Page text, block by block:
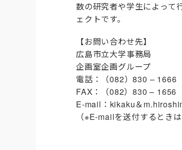
数の研究者や学生によって
ェクトです。
【お問い合わせ先】
広島市立大学事務局
企画室企画グループ
電話：（082）830 – 1666
FAX：（082）830 – 1656
E-mail：kikaku＆
（※E-mailを送付するとき